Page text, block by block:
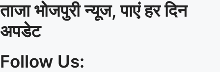
Skip
to
content
ताजा भोजपुरी न्यूज, पाएं हर दिन
अपडेट
Follow Us: